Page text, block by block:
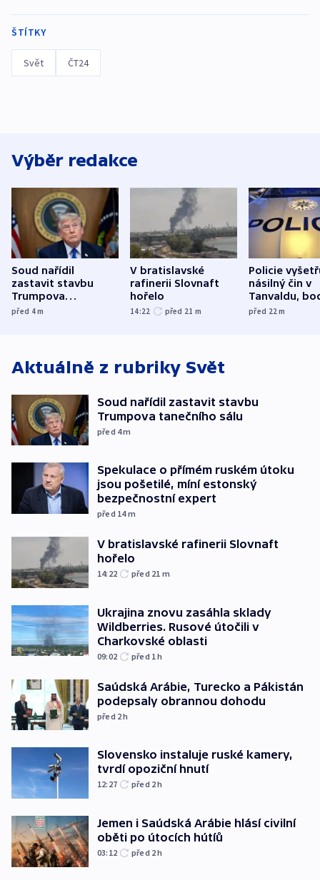
ŠTÍTKY
Svět ČT24
Výběr redakce
Soud nařídil
zastavit stavbu
Trumpova
tanečního sálu
před 4m
V bratislavské
rafinerii Slovnaft
hořelo
14:22 před 21 m
Policie
násilný čin v
Tanvaldu,
zranění při
před 22m
Aktuálně z rubriky Svět
Soud nařídil zastavit stavbu
Trumpova tanečního sálu
před 4m
Spekulace o přímém ruském útoku
jsou pošetilé, míní estonský
bezpečnostní expert
před 14m
V bratislavské rafinerii Slovnaft
hořelo
14:22 před 21 m
Ukrajina znovu zasáhla sklady
Wildberries. Rusové útočili v
Charkovské oblasti
09:02 před 1h
Saúdská Arábie, Turecko a Pákistán
podepsaly obrannou dohodu
před 2h
Slovensko instaluje ruské kamery,
tvrdí opoziční hnutí
12:27 před 2h
Jemen i Saúdská Arábie hlásí civilní
oběti po útocích hútíů
03:12 před 2h